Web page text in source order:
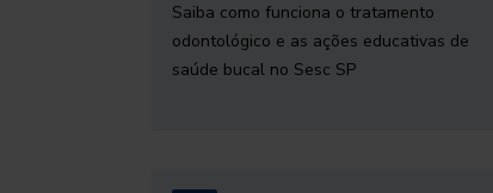
Saiba como funciona o tratamento
odontológico e as ações educativas de
saúde bucal no Sesc SP